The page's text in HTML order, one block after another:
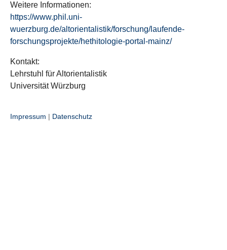
Weitere Informationen:
https://www.phil.uni-
wuerzburg.de/altorientalistik/forschung/laufende-
forschungsprojekte/hethitologie-portal-mainz/
Kontakt:
Lehrstuhl für Altorientalistik
Universität Würzburg
Impressum | Datenschutz